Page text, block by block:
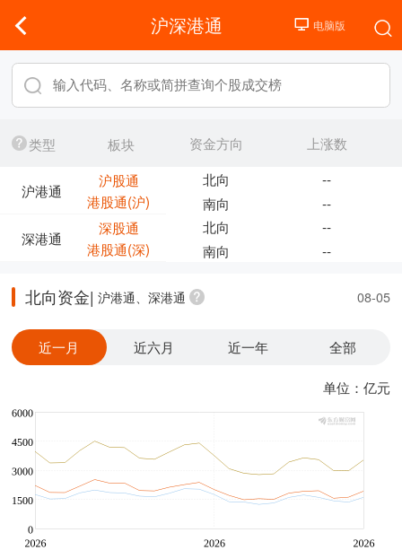
沪深港通
类型 板块
沪港通
沪股通
港股通(沪)
深港通
深股通
港股通(深)
资金方向
上涨数
北向
--
南向
--
北向
--
南向
--
北向资金| 沪港通、深港通 08-05
近一月 近六月 近一年 全部
单位：亿元